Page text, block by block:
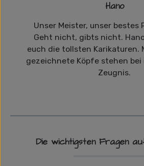
Hano
Unser Meister, unser bestes
Geht nicht, gibts nicht.
euch die tollsten Karikaturen.
gezeichnete Köpfe stehen bei
Zeugnis.
Die wichtigsten Fragen